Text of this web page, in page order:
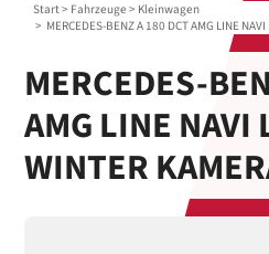
Start> Fahrzeuge > Kleinwagen
> MERCEDES-BENZ A 180 DCT AMG LINE
MERCEDES-
AMG LINE NAVI
WINTER